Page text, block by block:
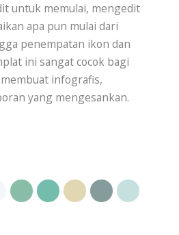
untuk memulai, mengedit
apa pun mulai dari
penempatan ikon dan
ini sangat cocok bagi
infografis,
yang mengesankan.